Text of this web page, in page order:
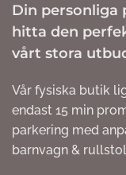
Din personliga
hitta den
vårt stora
Vår fysiska butik
endast 15 min
parkering med
barnvagn &